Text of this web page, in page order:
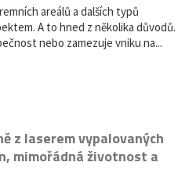
areálů a dalších typů
A to hned z několika důvodů.
nebo zamezuje vniku na...
z laserem vypalovaných
mimořádná životnost a